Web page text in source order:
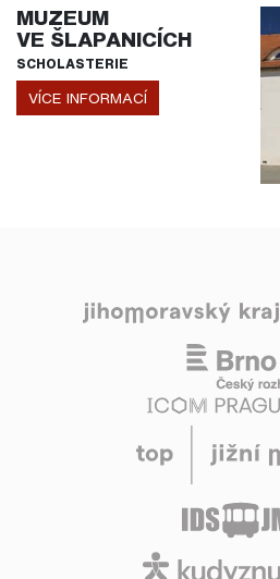
MUZEUM
VE ŠLAPANICÍCH
SCHOLASTERIE
VÍCE INFORMACÍ